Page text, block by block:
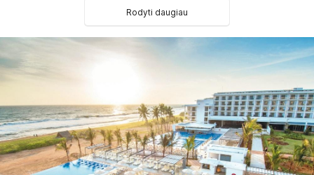
Viešbučio kategorija šalyje - 5*
Plaukų džiovintuvas
Oro kondicionierius
Seifas
Televizorius
Mini baras
Rodyti daugiau